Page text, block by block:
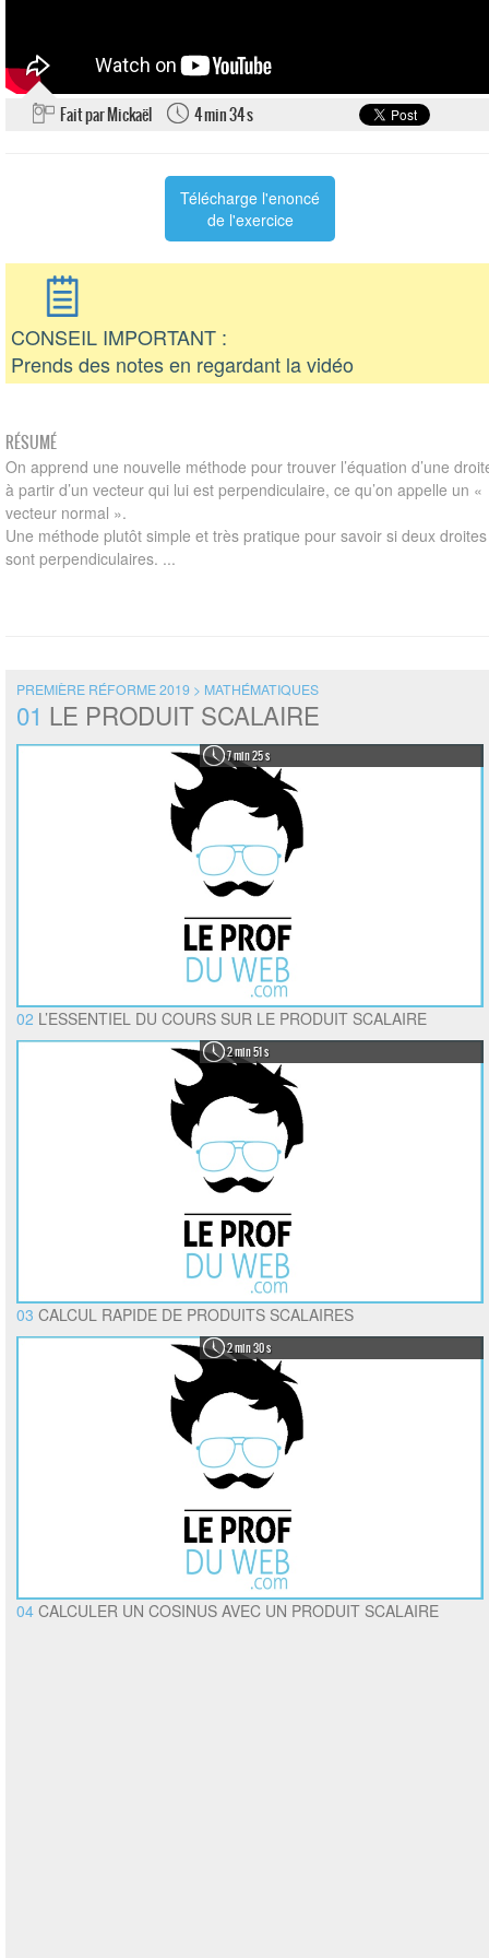
Fait par Mickaël 4 min 34 s
Télécharge l'enoncé
de l'exercice
CONSEIL IMPORTANT :
Prends des notes en regardant la vidéo
RÉSUMÉ
On apprend une nouvelle méthode pour trouver l’équation d’une
à partir d’un vecteur qui lui est perpendiculaire, ce qu’on appelle un «
vecteur normal ».
Une méthode plutôt simple et très pratique pour savoir si deux droites
sont perpendiculaires. ...
PREMIÈRE RÉFORME 2019 > MATHÉMATIQUES
01 LE PRODUIT SCALAIRE
7 min 25 s
02 L’ESSENTIEL DU COURS SUR LE PRODUIT SCALAIRE
2 min 51 s
03 CALCUL RAPIDE DE PRODUITS SCALAIRES
2 min 30 s
04 CALCULER UN COSINUS AVEC UN PRODUIT SCALAIRE